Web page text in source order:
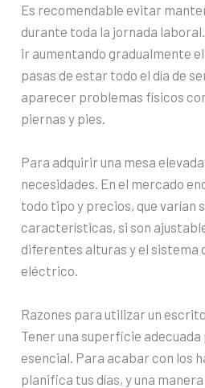
Es recomendable evitar
durante toda la jornada
ir aumentando gradualmente
pasas de estar todo el día de
aparecer problemas físicos
piernas y pies.
Para adquirir una mesa
necesidades. En el mercado
todo tipo y precios, que varían
características, si son
diferentes alturas y el sistema
eléctrico.
Razones para utilizar un
Tener una superficie
esencial. Para acabar con los
planifica tus días, y una